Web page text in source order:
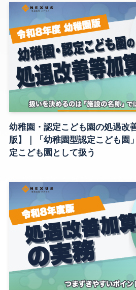
幼稚園・認定こども園の処遇改
版】｜「幼稚園型認定こども園
定こども園として扱う